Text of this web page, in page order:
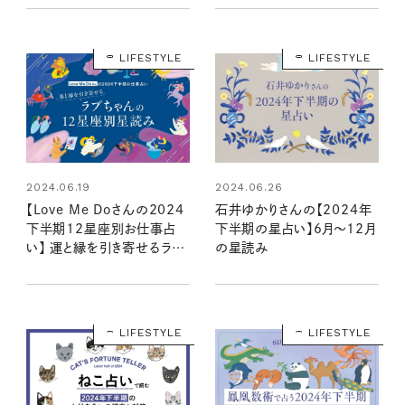
LIFESTYLE
2024.06.19
【Love Me Doさんの2024
下半期12星座別お仕事占
い】 運と縁を引き寄せるラブ
LIFESTYLE
2024.06.26
石井ゆかりさんの【2024年
下半期の星占い】6月～12月
の星読み
LIFESTYLE LIFESTYLE